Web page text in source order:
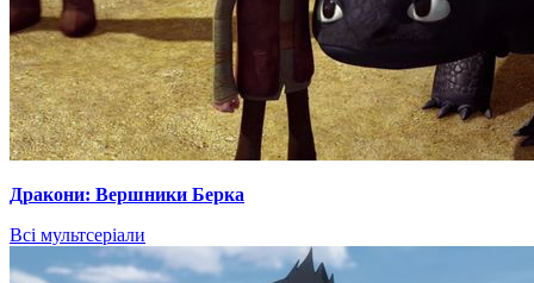
Дракони: Вершники Берка
Всі мультсеріали